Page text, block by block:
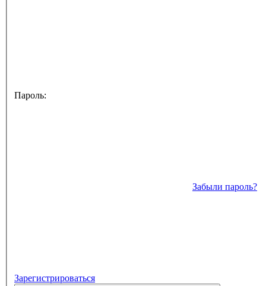
Пароль:
Забыли пароль?
Зарегистрироваться